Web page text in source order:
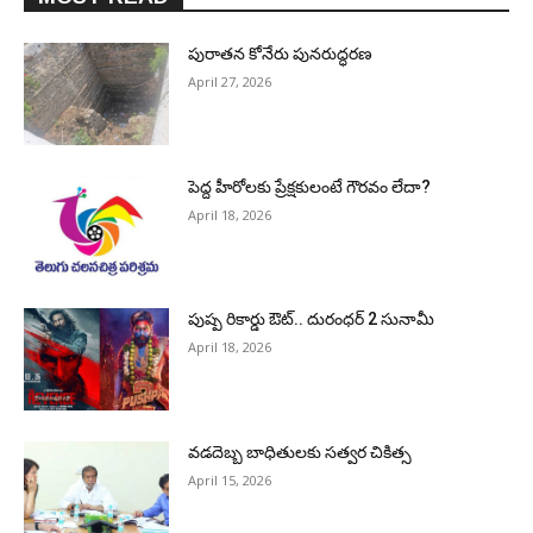
పురాత‌న కోనేరు పున‌రుద్ధ‌ర‌ణ
April 27, 2026
పెద్ద హీరోల‌కు ప్రేక్ష‌కులంటే గౌర‌వం లేదా?
April 18, 2026
పుష్ప రికార్డు ఔట్‌.. దురంధ‌ర్ 2 సునామీ
April 18, 2026
వడదెబ్బ బాధితులకు సత్వర చికిత్స
April 15, 2026